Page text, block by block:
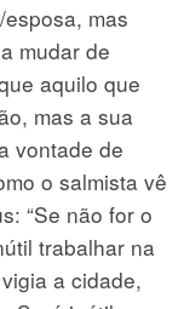
mas
mudar de
aquilo que
mas a sua
vontade de
o salmista vê
“Se não for o
trabalhar na
a cidade,